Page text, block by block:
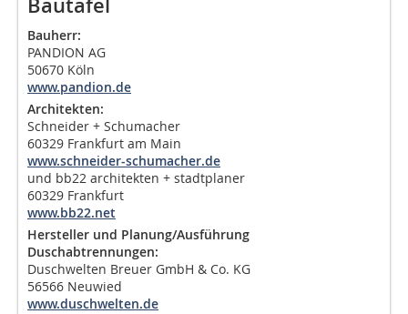
Bautafel
Bauherr:
PANDION AG
50670 Köln
www.pandion.de
Architekten:
Schneider + Schumacher
60329 Frankfurt am Main
www.schneider-schumacher.de
und bb22 architekten + stadtplaner
60329 Frankfurt
www.bb22.net
Hersteller und Planung/Ausführung
Duschabtrennungen:
Duschwelten Breuer GmbH & Co. KG
56566 Neuwied
www.duschwelten.de